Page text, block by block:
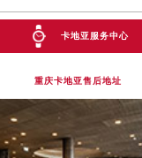
卡地亚服务中心
重庆卡地亚售后地址